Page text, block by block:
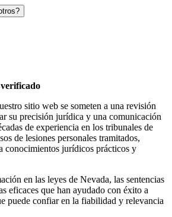
sitio web se someten a una revisión
su precisión jurídica y una comunicación
de experiencia en los tribunales de
de lesiones personales tramitados,
conocimientos jurídicos prácticos y
en las leyes de Nevada, las sentencias
eficaces que han ayudado con éxito a
puede confiar en la fiabilidad y relevancia